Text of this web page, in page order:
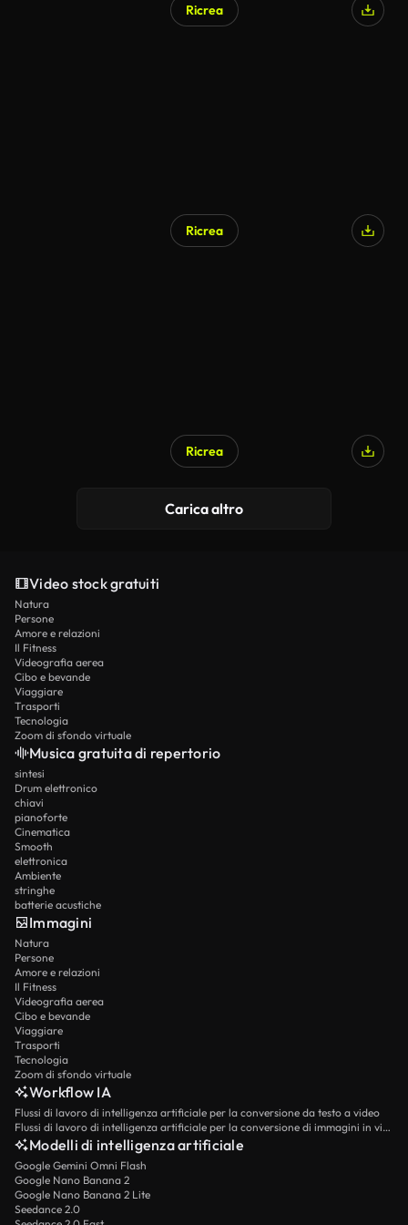
Ricrea
Ricrea
Ricrea
Carica altro
Video stock gratuiti
Natura
Persone
Amore e relazioni
Il Fitness
Videografia aerea
Cibo e bevande
Viaggiare
Trasporti
Tecnologia
Zoom di sfondo virtuale
Musica gratuita di repertorio
sintesi
Drum elettronico
chiavi
pianoforte
Cinematica
Smooth
elettronica
Ambiente
stringhe
batterie acustiche
Immagini
Natura
Persone
Amore e relazioni
Il Fitness
Videografia aerea
Cibo e bevande
Viaggiare
Trasporti
Tecnologia
Zoom di sfondo virtuale
Workflow IA
Flussi di lavoro di intelligenza artificiale per la conversione da testo a video
Flussi di lavoro di intelligenza artificiale per la conversione di immagini in video
Modelli di intelligenza artificiale
Google Gemini Omni Flash
Google Nano Banana 2
Google Nano Banana 2 Lite
Seedance 2.0